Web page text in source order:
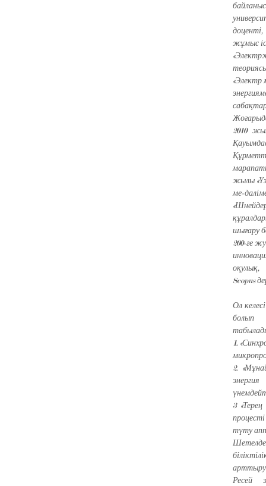
байланыс
жұмыс
«Электр
2010
жылы
ме-
шығару
200-ге
оқулық,
Scopus
Ол
болып
1.
2.
энергия
3
процесті
түту
Ресей